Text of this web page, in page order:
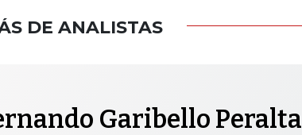
DE ANALISTAS
Garibello Peralta